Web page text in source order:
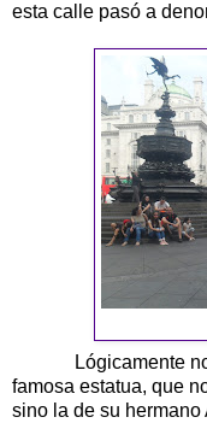
esta calle pasó a
Lógicamente nos
famosa estatua, que
sino la de su hermano